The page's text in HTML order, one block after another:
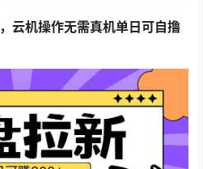
，云机操作无需真机单日可自撸